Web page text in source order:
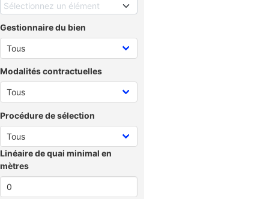
Sélectionnez un élément
Gestionnaire du bien
Modalités contractuelles
Procédure de sélection
Linéaire de quai minimal en
mètres